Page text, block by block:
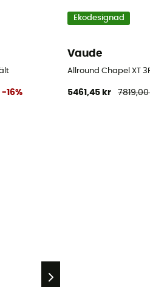
-16%
Ekodesignad
Vaude
Allround Chapel XT
5461,45 kr